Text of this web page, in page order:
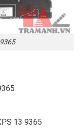
13 9365